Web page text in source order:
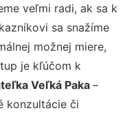
veľmi radi, ak sa k
sa snažíme
možnej miere,
je kľúčom k
Veľká Paka –
konzultácie či